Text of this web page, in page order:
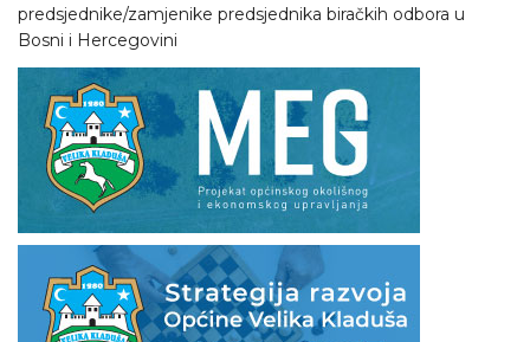
predsjednike/zamjenike predsjednika biračkih odbora u
Bosni i Hercegovini